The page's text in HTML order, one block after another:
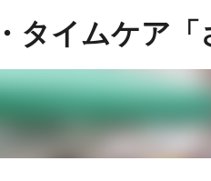
スキップし
タイムケア「